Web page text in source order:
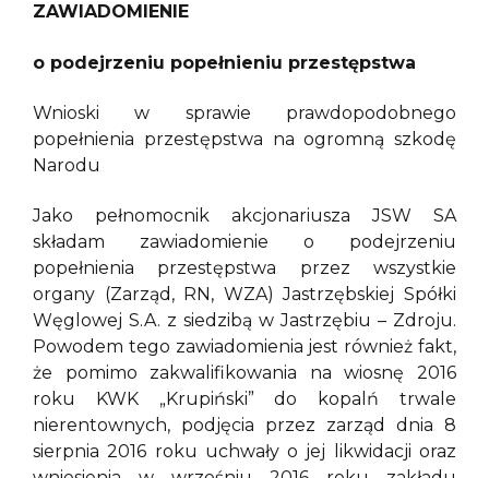
ZAWIADOMIENIE
o podejrzeniu popełnieniu przestępstwa
Wnioski w sprawie prawdopodobnego
popełnienia przestępstwa na ogromną szkodę
Narodu
Jako pełnomocnik akcjonariusza JSW SA
składam zawiadomienie o podejrzeniu
popełnienia przestępstwa przez wszystkie
organy (Zarząd, RN, WZA) Jastrzębskiej Spółki
Węglowej S.A. z siedzibą w Jastrzębiu – Zdroju.
Powodem tego zawiadomienia jest również fakt,
że pomimo zakwalifikowania na wiosnę 2016
roku KWK „Krupiński” do kopalń trwale
nierentownych, podjęcia przez zarząd dnia 8
sierpnia 2016 roku uchwały o jej likwidacji oraz